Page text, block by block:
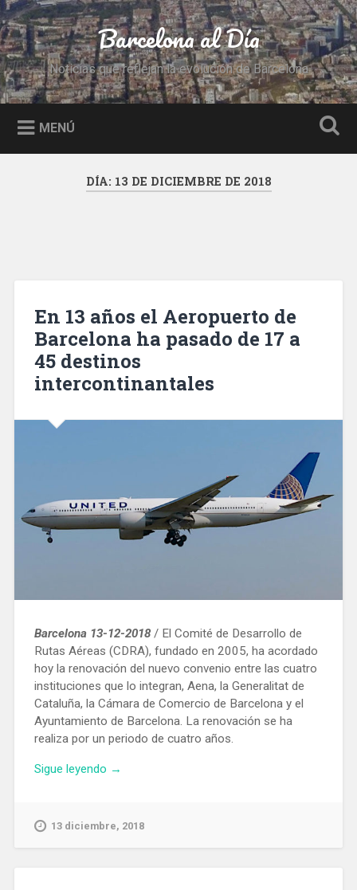
Saltar
al
contenido
Buscar Barcelona al Día
Noticias que reflejan la evolución de Barcelona
MENÚ
DÍA: 13 DE DICIEMBRE DE 2018
En 13 años el Aeropuerto de
Barcelona ha pasado de 17 a
45 destinos
intercontinantales
Barcelona 13-12-2018/ El Comité de Desarrollo de
Rutas Aéreas (CDRA), fundado en 2005, ha acordado
hoy la renovación del nuevo convenio entre las cuatro
instituciones que lo integran, Aena, la Generalitat de
Cataluña, la Cámara de Comercio de Barcelona y el
Ayuntamiento de Barcelona. La renovación se ha
realiza por un periodo de cuatro años.
Sigue leyendo «En
el
→
13 diciembre, 2018